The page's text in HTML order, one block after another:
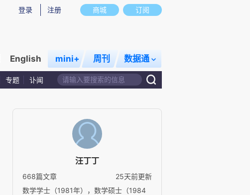
商城 订阅
登录 注册
English mini+ 周刊 数据通
专题 讣闻
汪丁丁
668篇文章
25天前更新
数学学士（1981年），数学硕士（1984